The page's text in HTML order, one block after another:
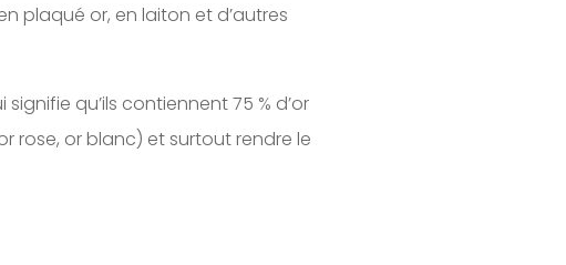
plaqué or, en laiton et d’autres
signifie qu’ils contiennent 75 % d’or
rose, or blanc) et surtout rendre le